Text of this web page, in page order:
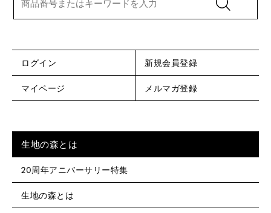
ログイン 新規会員登録
マイページ メルマガ登録
生地の森とは
20周年アニバーサリー特集
生地の森とは